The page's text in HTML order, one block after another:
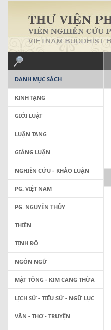
DANH MỤC SÁCH
KINH TẠNG
GIỚI LUẬT
LUẬN TẠNG
GIẢNG LUẬN
NGHIÊN CỨU - KHẢO LUẬN
PG. VIỆT NAM
PG. NGUYÊN THỦY
THIỀN
TỊNH ĐỘ
NGÔN NGỮ
MẬT TÔNG - KIM CANG THỪA
LỊCH SỬ - TIỂU SỬ - NGỮ LỤC
VĂN - THƠ - TRUYỆN